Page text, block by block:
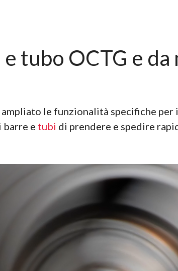
tubo OCTG e da
ampliato le funzionalità specifiche
barre e tubi di prendere e spedire